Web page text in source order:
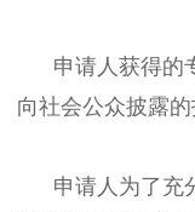
申请人获得的
向社会公众披露的
申请人为了充